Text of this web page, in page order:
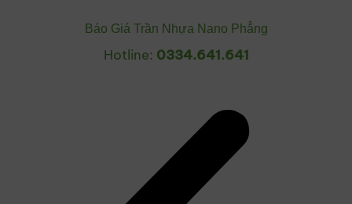
Báo Giá Trần Nhựa Nano Phẳng
Hotline: 0334.641.641
Tên người dùng hoặc địa chỉ email